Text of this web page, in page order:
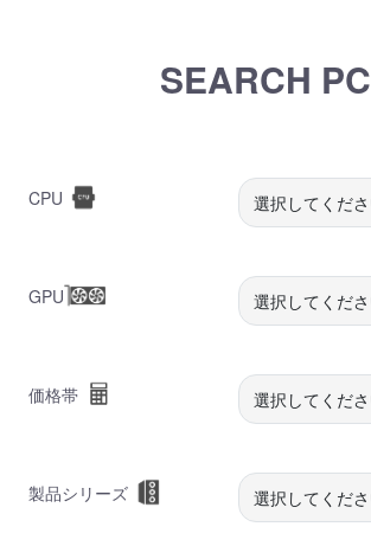
SEARCH PC
CPU
GPU
価格帯
製品シリーズ